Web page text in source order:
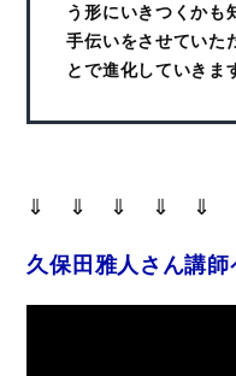
う形にいきつくかも
手伝いをさせていた
とで進化していきま
⇓ ⇓ ⇓ ⇓ ⇓
久保田雅人さん講師